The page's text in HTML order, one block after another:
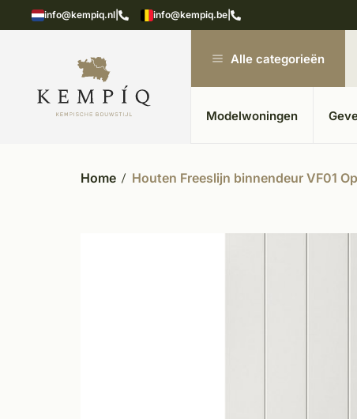
info@kempiq.nl info@kempiq.be
in kempische bouwstijl Meer dan 20 jaar
Alle categorieën
Modelwoningen
Home Houten Freeslijn binnendeur VF01